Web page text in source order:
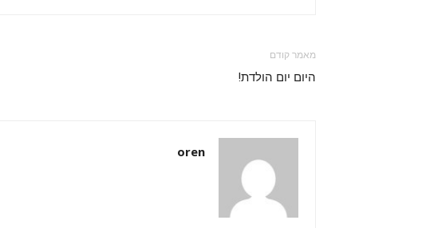
מאמר קודם
היום יום הולדת!
oren